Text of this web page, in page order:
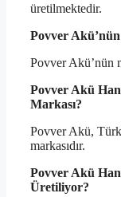
üretilmektedir.
Povver
Povver Akü’nün
Povver Akü
Markası?
Povver Akü,
markasıdır.
Povver Akü
Üretiliyor?